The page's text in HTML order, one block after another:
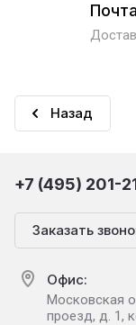
Назад
+7 (495) 201-
Заказать
Офис:
Московская
проезд, д. 1,